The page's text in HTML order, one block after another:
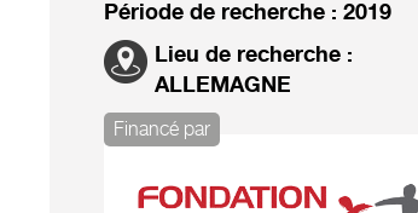
Période de recherche : 2019
Lieu de recherche :
ALLEMAGNE
Financé par